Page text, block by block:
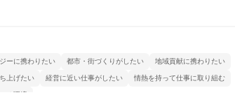
ーに携わりたい 都市・街づくりがしたい 地域貢献に携わりたい
上げたい 経営に近い仕事がしたい 情熱を持って仕事に取り組む
る環境